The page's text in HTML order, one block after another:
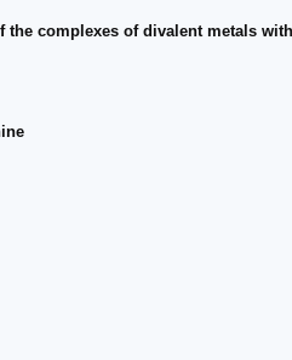
complexes of divalent metals